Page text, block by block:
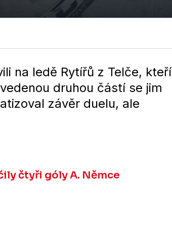
na ledě Rytířů z Telče, kteří
druhou částí se jim
závěr duelu, ale
čtyři góly A. Němce